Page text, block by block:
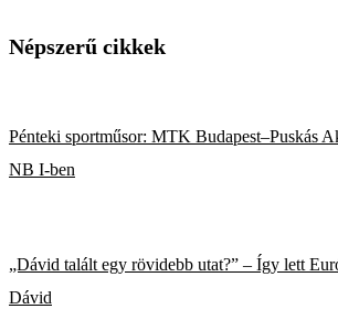
Népszerű cikkek
Pénteki sportműsor: MTK Budapest–Puskás
NB I-ben
„Dávid talált egy rövidebb utat?” – Így lett
Dávid